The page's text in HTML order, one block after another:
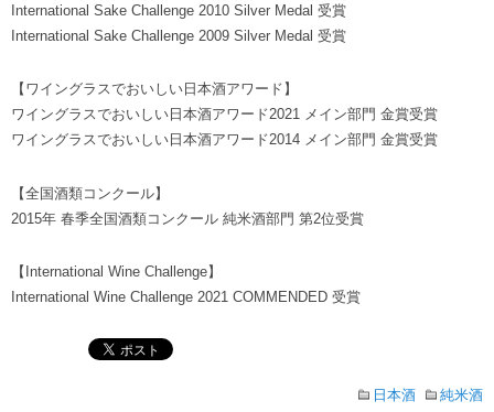
International Sake Challenge 2010 Silver Medal 受賞
International Sake Challenge 2009 Silver Medal 受賞
【ワイングラスでおいしい日本酒アワード】
ワイングラスでおいしい日本酒アワード2021 メイン部門 金賞受賞
ワイングラスでおいしい日本酒アワード2014 メイン部門 金賞受賞
【全国酒類コンクール】
2015年 春季全国酒類コンクール 純米酒部門 第2位受賞
【International Wine Challenge】
International Wine Challenge 2021 COMMENDED 受賞
日本酒 純米酒